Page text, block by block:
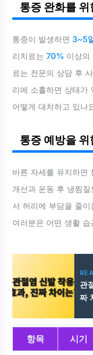
통증 완화를
통증이 발생하면 3~5
리치료는70% 이상의
료는 전문의 상담 후
리에 소홀하면 상태가
어떻게 대처하고 있나
통증 예방을
바른 자세를 유지하면
개선과 운동 후 냉찜
서 허리에 부담을 줄
여러분은 어떤 생활
관
짜
항목 시기